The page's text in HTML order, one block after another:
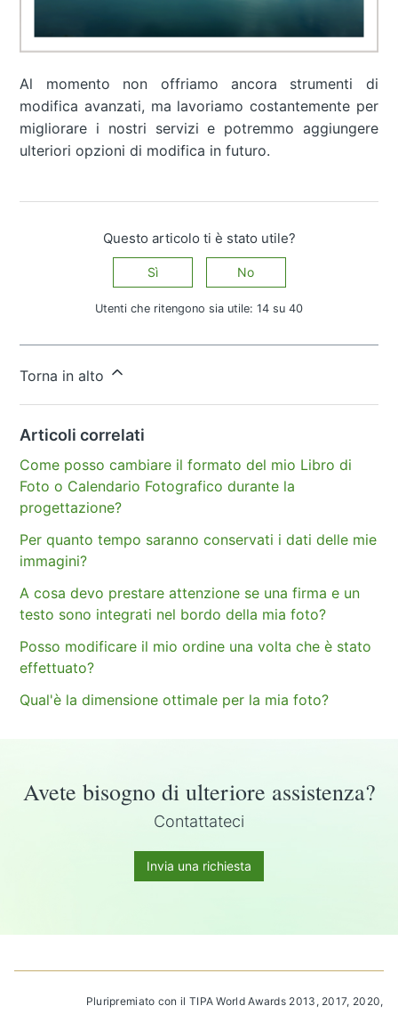
Al momento non offriamo ancora strumenti di
modifica avanzati, ma lavoriamo costantemente per
migliorare i nostri servizi e potremmo aggiungere
ulteriori opzioni di modifica in futuro.
Questo articolo ti è stato utile?
Sì No
Utenti che ritengono sia utile: 14 su 40
Torna in alto
Articoli correlati
Come posso cambiare il formato del mio Libro di
Foto o Calendario Fotografico durante la
progettazione?
Per quanto tempo saranno conservati i dati delle mie
immagini?
A cosa devo prestare attenzione se una firma e un
testo sono integrati nel bordo della mia foto?
Posso modificare il mio ordine una volta che è stato
effettuato?
Qual'è la dimensione ottimale per la mia foto?
Avete bisogno di ulteriore assistenza?
Contattateci
Invia una richiesta
Pluripremiato con il TIPA World Awards 2013, 2017, 2020,